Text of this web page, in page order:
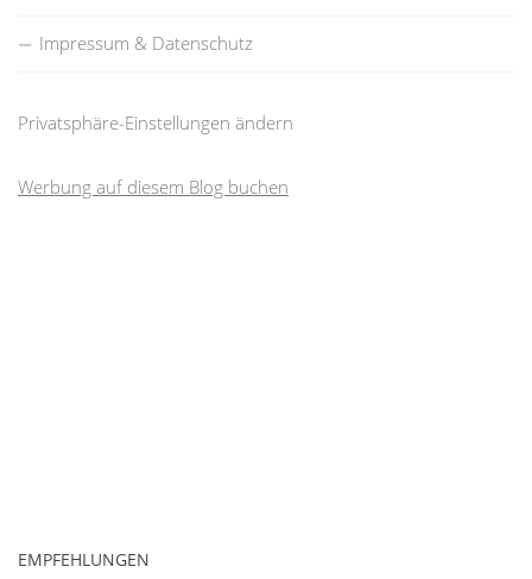
Impressum & Datenschutz
Privatsphäre-Einstellungen ändern
Werbung auf diesem Blog buchen
EMPFEHLUNGEN